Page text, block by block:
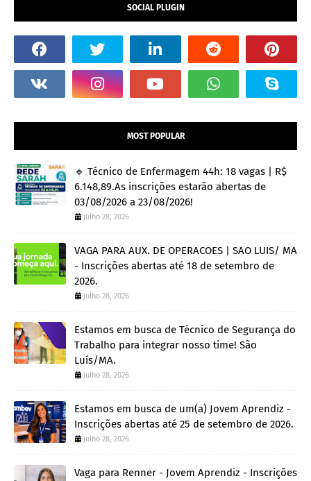
SOCIAL PLUGIN
MOST POPULAR
🔹 Técnico de Enfermagem 44h: 18 vagas | R$
6.148,89.As inscrições estarão abertas de
03/08/2026 a 23/08/2026!
julho 28, 2026
VAGA PARA AUX. DE OPERACOES | SAO LUIS/ MA
- Inscrições abertas até 18 de setembro de
2026.
julho 28, 2026
Estamos em busca de Técnico de Segurança do
Trabalho para integrar nosso time! São
Luís/MA.
julho 28, 2026
Estamos em busca de um(a) Jovem Aprendiz -
Inscrições abertas até 25 de setembro de 2026.
julho 28, 2026
Vaga para Renner - Jovem Aprendiz - Inscrições